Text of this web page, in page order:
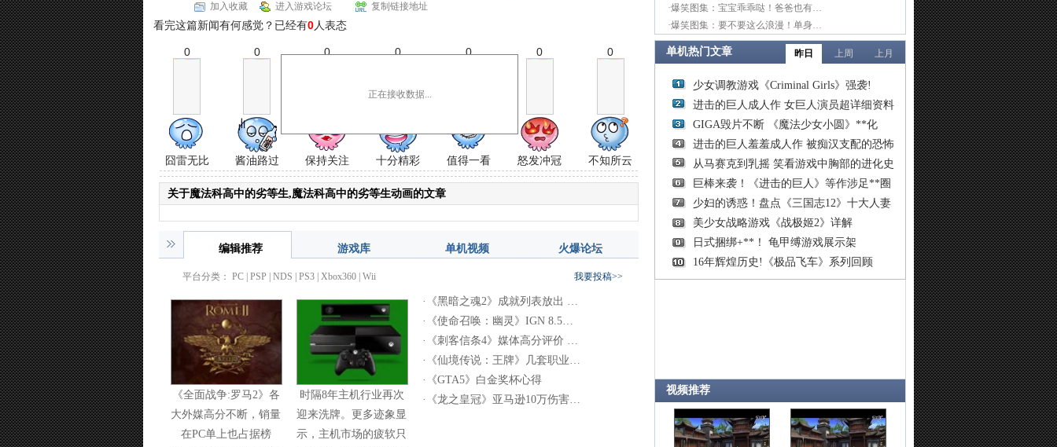
加入收藏 进入游戏论坛 复制链接地址
看完这篇新闻有何感觉？已经有0人表态
0
囧雷无比
0
酱油路过
0
保持关注
0
十分精彩
0
值得一看
0
怒发冲冠
0
不知所云
正在接收数据...
关于魔法科高中的劣等生,魔法科高中的劣等生动画的文章
编辑推荐 游戏库 单机视频 火爆论坛
我要投稿>>
平台分类： PC | PSP | NDS PS3 Xbox360 Wii
《全面战争:罗马2》各
大外媒高分不断，销量
在PC单上也占据榜
时隔8年主机行业再次
迎来洗牌。更多迹象显
示，主机市场的疲软只
·
《黑暗之魂2》成就列表放出 …
·
《使命召唤：幽灵》IGN 8.5…
·
《刺客信条4》媒体高分评价 …
·
《仙境传说：王牌》几套职业…
·
《GTA5》白金奖杯心得
·
《龙之皇冠》亚马逊10万伤害…
·爆笑图集：宝宝乖乖哒！爸爸也有…
·爆笑图集：要不要这么浪漫！单身…
单机热门文章 昨日 上周 上月
少女调教游戏《Criminal Girls》强袭!
进击的巨人成人作 女巨人演员超详细资料
GIGA毁片不断 《魔法少女小圆》**化
进击的巨人羞羞成人作 被痴汉支配的恐怖
从马赛克到乳摇 笑看游戏中胸部的进化史
巨棒来袭！《进击的巨人》等作涉足**圈
少妇的诱惑！盘点《三国志12》十大人妻
美少女战略游戏《战极姬2》详解
日式捆绑+**！ 龟甲缚游戏展示架
16年辉煌历史!《极品飞车》系列回顾
视频推荐